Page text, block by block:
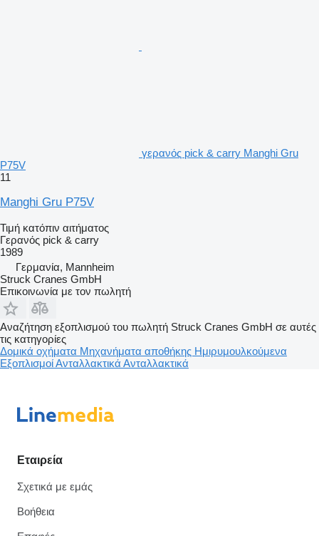
γερανός pick & carry Manghi Gru
P75V
11
Manghi Gru P75V
Τιμή κατόπιν αιτήματος
Γερανός pick & carry
1989
Γερμανία, Mannheim
Struck Cranes GmbH
Επικοινωνία με τον πωλητή
Αναζήτηση εξοπλισμού του πωλητή Struck Cranes GmbH σε αυτές
τις κατηγορίες
Δομικά οχήματα Μηχανήματα αποθήκης Ημιρυμουλκούμενα
ΕξοπλισμοίΑνταλλακτικά Ανταλλακτικά
Εταιρεία
Σχετικά με εμάς
Βοήθεια